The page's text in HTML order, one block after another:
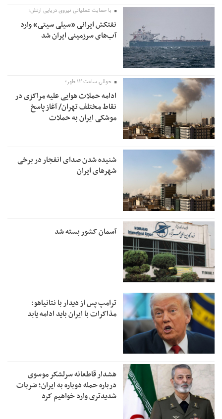
با حمایت عملیاتی نیروی دریایی ارتش؛
نفتکش ایرانی «سیلی سیتی» وارد
آب‌های سرزمینی ایران شد
حوالی ساعت ۱۲ ظهر؛
ادامه حملات هوایی علیه مراکزی در
نقاط مختلف تهران/ آغاز پاسخ
موشکی ایران به حملات
شنیده شدن صدای انفجار در برخی
شهرهای ایران
آسمان کشور بسته شد
ترامپ پس از دیدار با نتانیاهو:
مذاکرات با ایران باید ادامه یابد
هشدار قاطعانه سرلشکر موسوی
درباره حمله دوباره به ایران؛ ضربات
شدیدتری وارد خواهیم کرد